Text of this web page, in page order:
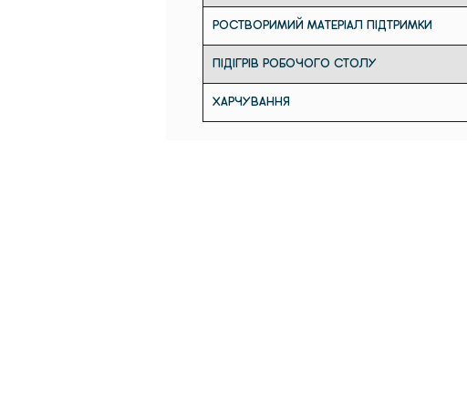
РОСТВОРИМИЙ МАТЕРІАЛ ПІДТРИМКИ
ПІДІГРІВ РОБОЧОГО СТОЛУ
ХАРЧУВАННЯ